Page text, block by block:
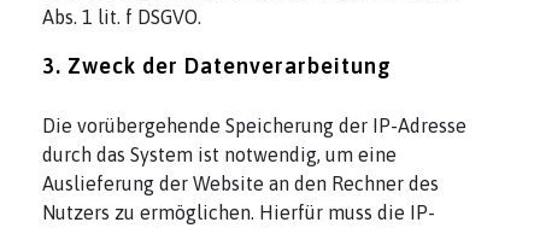
Abs. 1 lit. f DSGVO.
3. Zweck der Datenverarbeitung
Die vorübergehende Speicherung der IP-Adresse
durch das System ist notwendig, um eine
Auslieferung der Website an den Rechner des
Nutzers zu ermöglichen. Hierfür muss die IP-